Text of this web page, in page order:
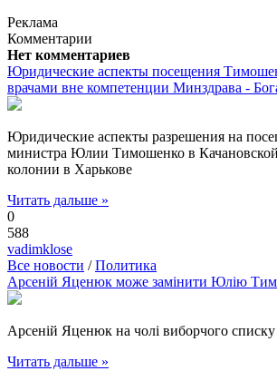
Реклама
Комментарии
Нет комментариев
Юридические аспекты посещения
врачами вне компетенции Минздрава -
Юридические аспекты разрешения на
министра Юлии Тимошенко в
колонии в Харькове
Читать дальше »
0
588
vadimklose
Все новости /Политика
Арсеній Яценюк може замінити Юлію
Арсеній Яценюк на чолі виборчого
Читать дальше »